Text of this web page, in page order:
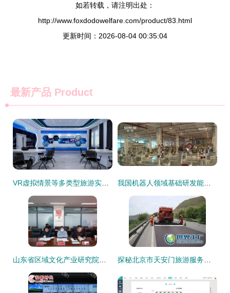
如若转载，请注明出处：
http://www.foxdodowelfare.com/product/83.html
更新时间：2026-08-04 00:35:04
最新产品 Product